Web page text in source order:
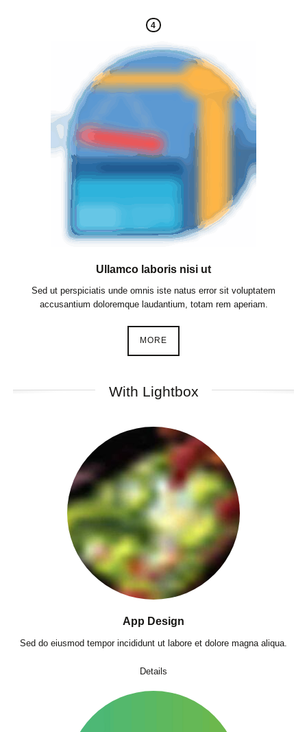
4
Ullamco laboris nisi ut
Sed ut perspiciatis unde omnis iste natus error sit voluptatem
accusantium doloremque laudantium, totam rem aperiam.
MORE
With Lightbox
App Design
Sed do eiusmod tempor incididunt ut labore et dolore magna aliqua.
Details